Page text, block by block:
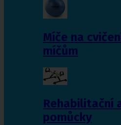
Míče na
míčům
Rehabilitační
pomůcky